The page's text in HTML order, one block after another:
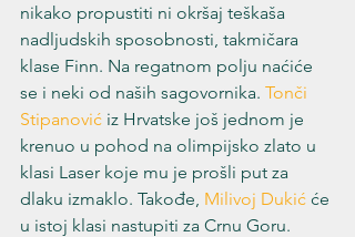
nikako propustiti ni okršaj teškaša
nadljudskih sposobnosti, takmičara
klase Finn. Na regatnom polju naćiće
se i neki od naših sagovornika. Tonči
Stipanović iz Hrvatske još jednom je
krenuo u pohod na olimpijsko zlato u
klasi Laser koje mu je prošli put za
dlaku izmaklo. Takođe, Milivoj Dukić će
u istoj klasi nastupiti za Crnu Goru.